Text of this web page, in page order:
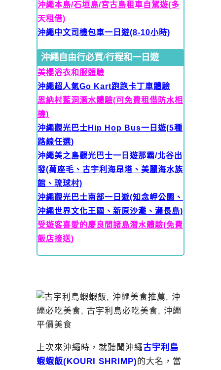
沖繩本島/石垣島/宮古島租車自駕遊(多
天租借)
沖繩中文司機包車一日遊(8-10小時)
沖繩自由行必買/行程和一日遊
美櫻浴衣和服體驗
沖繩超人氣Go Kart跑跑卡丁車體驗
恩納村藍洞潛水體驗(可免費租借防水相
機)
沖繩觀光巴士Hip Hop Bus一日遊(5種
路線任選)
沖繩美之島觀光巴士一日遊那霸/北谷出
發(萬座毛、古宇利海昂塔、美麗海水族
館、琉球村)
沖繩觀光巴士南部一日遊(知念岬公園、
沖繩世界文化王國、新原沙灘、瀨長島)
受遊客喜愛的慶良間諸島潛水體驗(免費
飯店接送)
上次來沖繩時，就聽聞沖繩古宇利島
蝦蝦飯(KOURI SHRIMP) 的大名，當